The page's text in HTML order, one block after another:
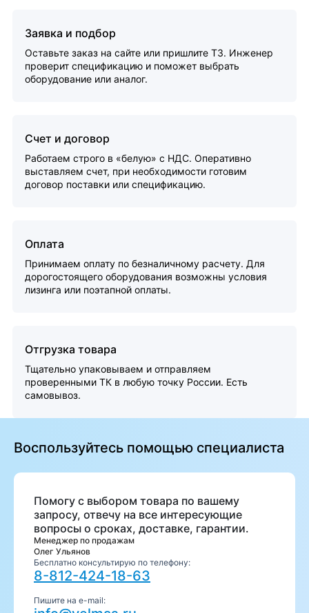
Заявка и подбор
Оставьте заказ на сайте или пришлите ТЗ. Инженер
проверит спецификацию и поможет выбрать
оборудование или аналог.
Счет и договор
Работаем строго в «белую» с НДС. Оперативно
выставляем счет, при необходимости готовим
договор поставки или спецификацию.
Оплата
Принимаем оплату по безналичному расчету. Для
дорогостоящего оборудования возможны условия
лизинга или поэтапной оплаты.
Отгрузка товара
Тщательно упаковываем и отправляем
проверенными ТК в любую точку России. Есть
самовывоз.
Воспользуйтесь помощью специалиста
Помогу с выбором товара по вашему
запросу, отвечу на все интересующие
вопросы о сроках, доставке, гарантии.
Менеджер по продажам
Олег Ульянов
Бесплатно консультирую по телефону:
8-812-424-18-63
Пишите на e-mail: